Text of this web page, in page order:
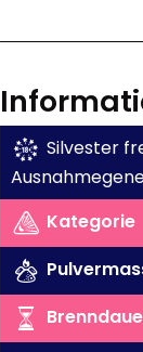
Silvester
Kategorie